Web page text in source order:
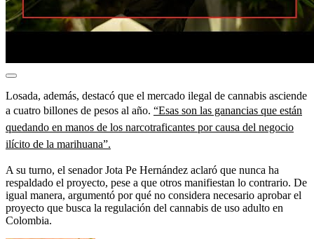
Losada, además, destacó que el mercado ilegal de cannabis asciende
a cuatro billones de pesos al año. “Esas son las ganancias que están
quedando en manos de los narcotraficantes por causa del negocio
ilícito de la marihuana”.
A su turno, el senador Jota Pe Hernández aclaró que nunca ha
respaldado el proyecto, pese a que otros manifiestan lo contrario. De
igual manera, argumentó por qué no considera necesario aprobar el
proyecto que busca la regulación del cannabis de uso adulto en
Colombia.